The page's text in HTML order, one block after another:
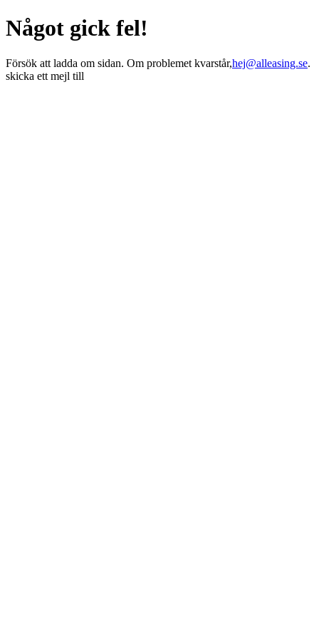
Något gick fel!
Försök att ladda om sidan. Om problemet kvarstår,hej@alleasing.se.
skicka ett mejl till